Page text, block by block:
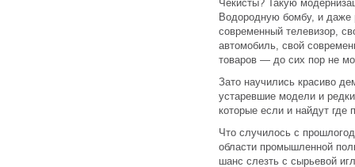
Чекисты? Такую
Водородную бомбу, и даже
современный телевизор,
автомобиль, свой
товаров — до сих пор не
Зато научились красиво
устаревшие модели и
которые если и найдут где
Что случилось с
области промышленной
шанс слезть с сырьевой